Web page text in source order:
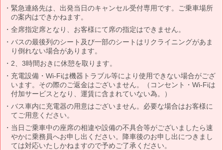
緊急連絡先は、出発当日のキャンセル受付専用です。ご乗車場所
の案内はできかねます。
全席指定席となり、お客様にて席の指定はできません。
バスの最後列のシート及び一部のシートはリクライニングがあま
り倒れない場合があります。
2、3時間おきに休憩を取ります。
充電設備・Wi-Fiは機器トラブル等により使用できない場合がござ
います。その際のご返金はございません。（コンセント・Wi-Fiは
付加サービスとなり、運賃に含まれていない為。）
バス車内に充電器の用意はございません。必要な場合はお客様に
てご用意ください。
当日ご乗車中の座席の相違や設備の不具合等がございましたら速
やかに乗務員へお申し出ください。降車後のお申し出につきまし
ては対応いたしかねますので予めご了承ください。